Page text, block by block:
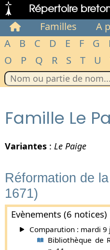
Répertoire
Familles
A
A
B C D E F G
O
P Q R S T U
Famille Le
Variantes : Le Paige
Réformation de
1671)
Evènements (6 notices)
Comparution : mardi
Bibliothèque de